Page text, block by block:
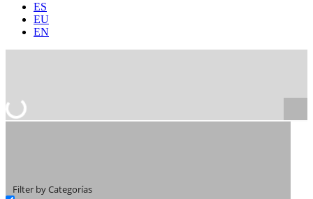
ES
EU
EN
Filter by Categorías